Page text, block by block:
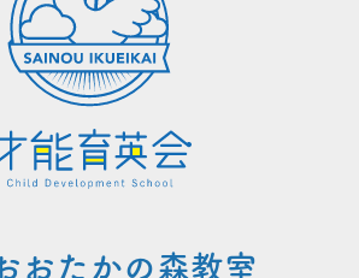
おたかの森教室